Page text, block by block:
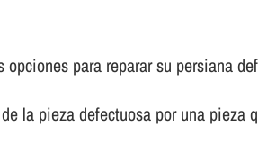
para reparar su persiana
la pieza defectuosa por una pieza